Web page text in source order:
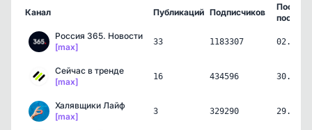
Канал Публикаций Подписчиков
пост
Россия 365. Новости
[max]
33 1183307
Сейчас в тренде
[max]
16 434596
Халявщики Лайф
[max]
3 329290